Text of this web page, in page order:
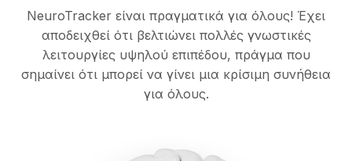
NeuroTracker είναι πραγματικά για όλους! Έχει
αποδειχθεί ότι βελτιώνει πολλές γνωστικές
λειτουργίες υψηλού επιπέδου, πράγμα που
σημαίνει ότι μπορεί να γίνει μια κρίσιμη συνήθεια
για όλους.